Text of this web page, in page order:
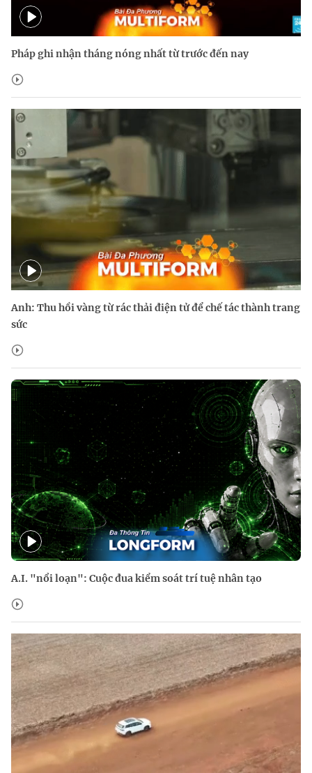
Pháp ghi nhận tháng nóng nhất từ trước đến nay
Anh: Thu hồi vàng từ rác thải điện tử để chế tác thành trang
sức
A.I. "nổi loạn": Cuộc đua kiểm soát trí tuệ nhân tạo